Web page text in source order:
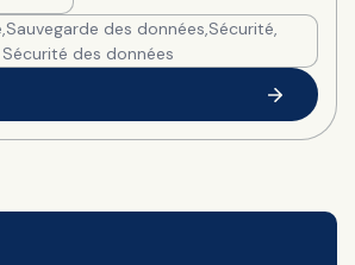
,Sauvegarde des données,Sécurité,
Sécurité des données